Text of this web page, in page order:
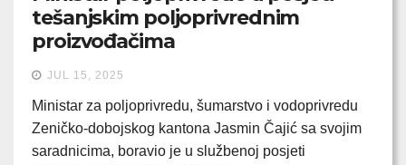
tešanjskim poljoprivrednim
proizvođačima
JUL 15, 2025
Ministar za poljoprivredu, šumarstvo i vodoprivredu
Zeničko-dobojskog kantona Jasmin Čajić sa svojim
saradnicima, boravio je u službenoj posjeti